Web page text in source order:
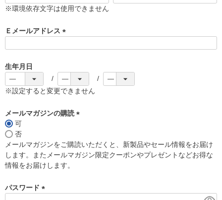
必
)
※環境依存文字は使用できません
Ｅメールアドレス
)
生年月日
※設定すると変更できません
メールマガジンの購読
須
)
可
否
メールマガジンをご購読いただくと、新製品やセール情報をお届け
します。またメールマガジン限定クーポンやプレゼントなどお得な
情報をお届けします。
パスワード